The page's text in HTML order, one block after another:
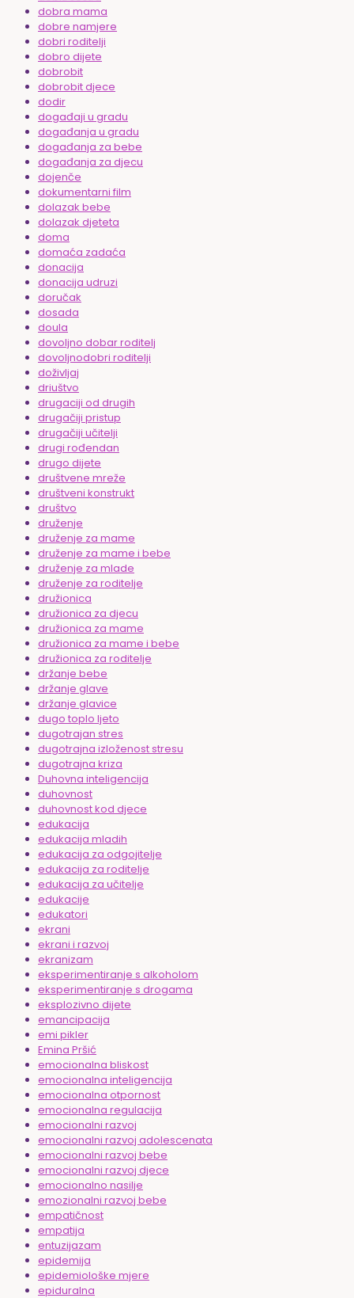
dobra mama
dobre namjere
dobri roditelji
dobro dijete
dobrobit
dobrobit djece
dodir
događaji u gradu
događanja u gradu
događanja za bebe
događanja za djecu
dojenče
dokumentarni film
dolazak bebe
dolazak djeteta
doma
domaća zadaća
donacija
donacija udruzi
doručak
dosada
doula
dovoljno dobar roditelj
dovoljnodobri roditelji
doživljaj
driuštvo
drugaciji od drugih
drugačiji pristup
drugačiji učitelji
drugi rođendan
drugo dijete
društvene mreže
društveni konstrukt
društvo
druženje
druženje za mame
druženje za mame i bebe
druženje za mlade
druženje za roditelje
družionica
družionica za djecu
družionica za mame
družionica za mame i bebe
družionica za roditelje
držanje bebe
držanje glave
držanje glavice
dugo toplo ljeto
dugotrajan stres
dugotrajna izloženost stresu
dugotrajna kriza
Duhovna inteligencija
duhovnost
duhovnost kod djece
edukacija
edukacija mladih
edukacija za odgojitelje
edukacija za roditelje
edukacija za učitelje
edukacije
edukatori
ekrani
ekrani i razvoj
ekranizam
eksperimentiranje s alkoholom
eksperimentiranje s drogama
eksplozivno dijete
emancipacija
emi pikler
Emina Pršić
emocionalna bliskost
emocionalna inteligencija
emocionalna otpornost
emocionalna regulacija
emocionalni razvoj
emocionalni razvoj adolescenata
emocionalni razvoj bebe
emocionalni razvoj djece
emocionalno nasilje
emozionalni razvoj bebe
empatičnost
empatija
entuzijazam
epidemija
epidemiološke mjere
epiduralna